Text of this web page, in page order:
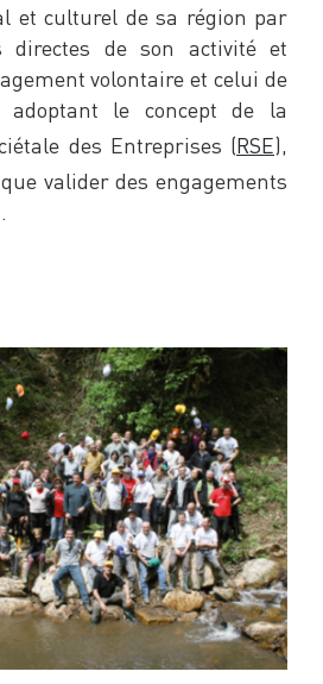
et culturel de sa région par
directes de son activité et
volontaire et celui de
le concept de la
des Entreprises (RSE),
valider des engagements